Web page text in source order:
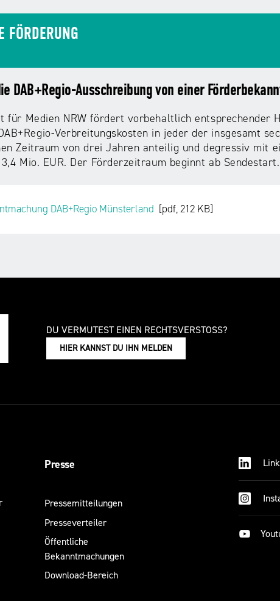
FÖRDERUNG
DAB+Regio-Ausschreibung von einer
für Medien NRW fördert vorbehaltlich entsprechender
Verbreitungskosten in jeder der insgesamt
Zeitraum von drei Jahren anteilig und degressiv mit
Mio. EUR. Der Förderzeitraum beginnt ab Sendestart.
DAB+Regio Münsterland [pdf, 212 KB]
DU VERMUTEST EINEN RECHTSVERSTOSS?
HIER KANNST DU IHN MELDEN
Presse
Pressemitteilungen
Presseverteiler
Öffentliche
Bekanntmachungen
Download-Bereich